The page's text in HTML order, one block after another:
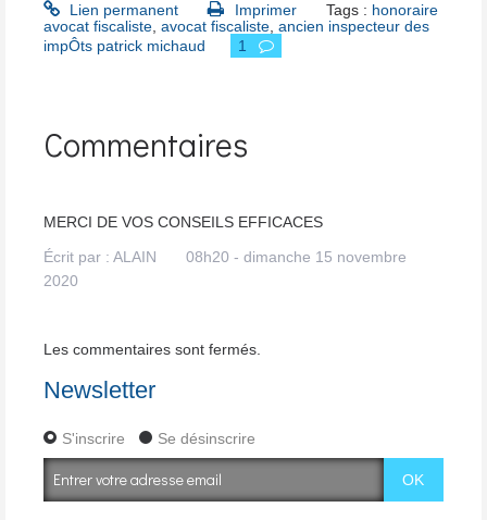
Lien permanent Imprimer Tags : honoraire
avocat fiscaliste, avocat fiscaliste, ancien inspecteur des
impÔts patrick michaud
1
Commentaires
MERCI DE VOS CONSEILS EFFICACES
Écrit par : ALAIN 08h20 -dimanche 15 novembre
2020
Les commentaires sont fermés.
Newsletter
S'inscrire Se désinscrire